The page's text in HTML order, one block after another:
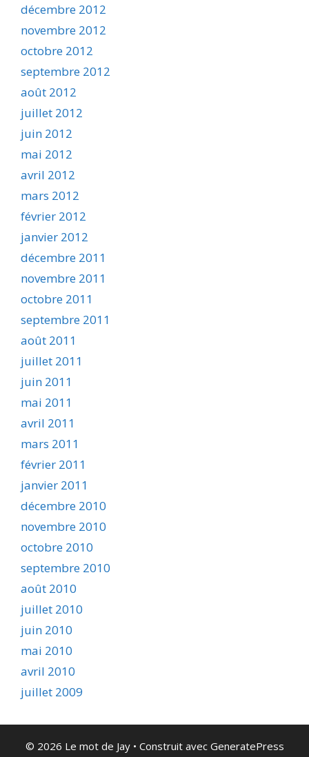
décembre 2012
novembre 2012
octobre 2012
septembre 2012
août 2012
juillet 2012
juin 2012
mai 2012
avril 2012
mars 2012
février 2012
janvier 2012
décembre 2011
novembre 2011
octobre 2011
septembre 2011
août 2011
juillet 2011
juin 2011
mai 2011
avril 2011
mars 2011
février 2011
janvier 2011
décembre 2010
novembre 2010
octobre 2010
septembre 2010
août 2010
juillet 2010
juin 2010
mai 2010
avril 2010
juillet 2009
© 2026 Le mot de Jay• Construit avec GeneratePress